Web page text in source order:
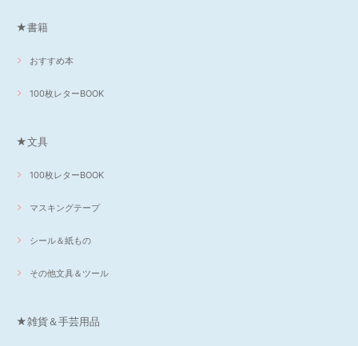
★書籍
おすすめ本
100枚レターBOOK
★文具
100枚レターBOOK
マスキングテープ
シール＆紙もの
その他文具＆ツール
★雑貨＆手芸用品